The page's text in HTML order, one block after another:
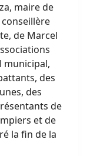
maire de
de Marcel
municipal,
des
des
de
et de
la fin de la